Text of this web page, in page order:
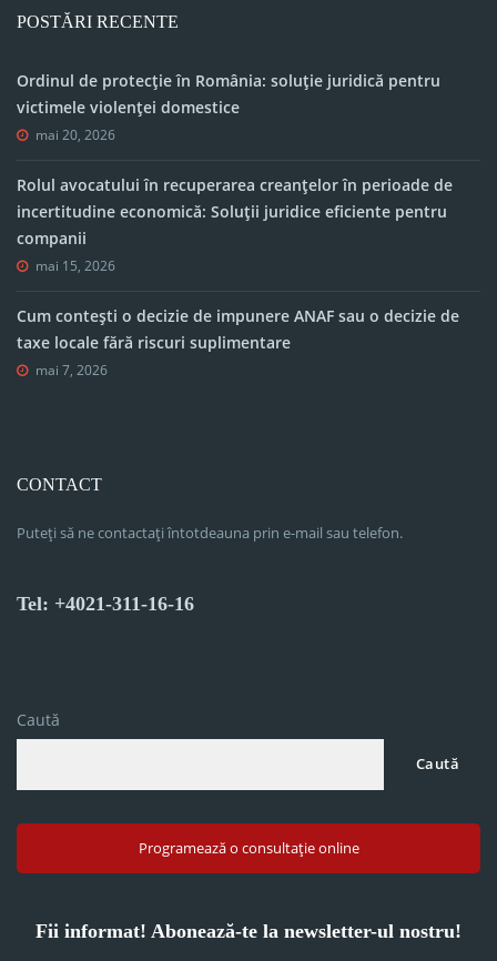
POSTĂRI RECENTE
Ordinul de protecție în România: soluție juridică pentru
victimele violenței domestice
mai 20, 2026
Rolul avocatului în recuperarea creanțelor în perioade de
incertitudine economică: Soluții juridice eficiente pentru
companii
mai 15, 2026
Cum contești o decizie de impunere ANAF sau o decizie de
taxe locale fără riscuri suplimentare
mai 7, 2026
CONTACT
Puteți să ne contactați întotdeauna prin e-mail sau telefon.
Tel: +4021-311-16-16
Caută
Caută
Programează o consultație online
Fii informat! Abonează-te la newsletter-ul nostru!